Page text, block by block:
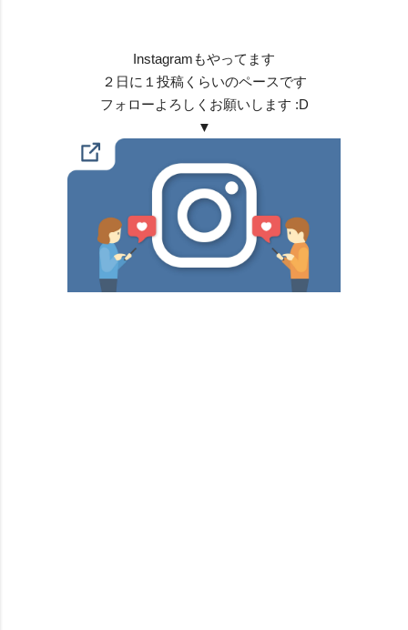
Instagramもやってます
２日に１投稿くらいのペースです
フォローよろしくお願いします :D
▼